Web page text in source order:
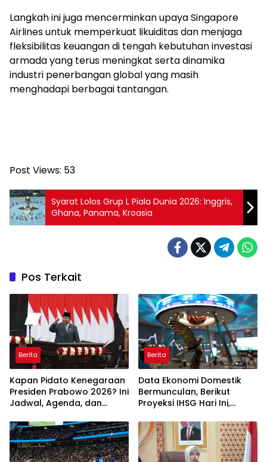
Langkah ini juga mencerminkan upaya Singapore
Airlines untuk memperkuat likuiditas dan menjaga
fleksibilitas keuangan di tengah kebutuhan investasi
armada yang terus meningkat serta dinamika
industri penerbangan global yang masih
menghadapi berbagai tantangan.
Post Views: 53
Syarat Lolos Grup L Piala Dunia 2026: Inggris,
Ghana, Panama, Kroasia
Pos Terkait
Berita
Kapan Pidato Kenegaraan
Presiden Prabowo 2026? Ini
Jadwal, Agenda, dan
Berita
Data Ekonomi Domestik
Bermunculan, Berikut
Proyeksi IHSG Hari Ini,